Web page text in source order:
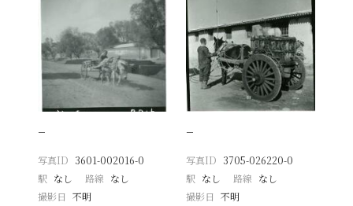
−
写真ID 3601-002016-0
駅 なし 路線 なし
撮影日
不明
−
写真ID 3705-026220-0
駅 なし 路線 なし
撮影日 不明